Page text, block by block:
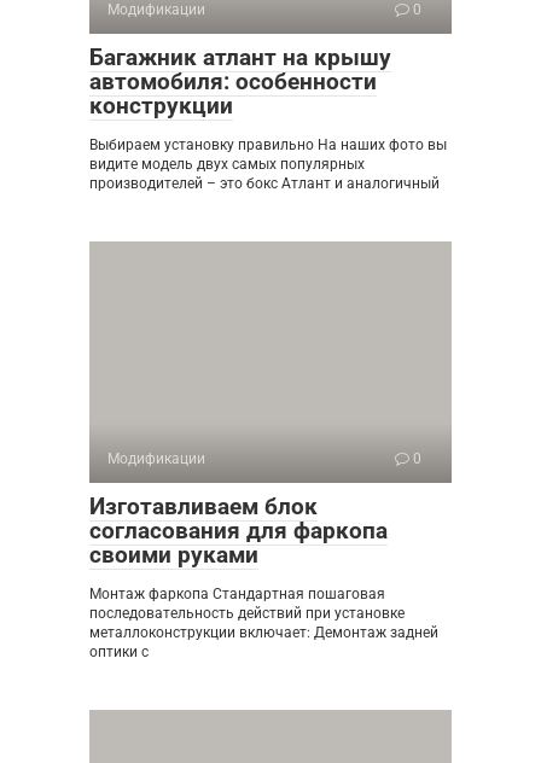
Модификации 0
Багажник атлант на крышу
автомобиля: особенности
конструкции
Выбираем установку правильно На наших фото вы
видите модель двух самых популярных
производителей – это бокс Атлант и аналогичный
Модификации 0
Изготавливаем блок
согласования для фаркопа
своими руками
Монтаж фаркопа Стандартная пошаговая
последовательность действий при установке
металлоконструкции включает: Демонтаж задней
оптики с